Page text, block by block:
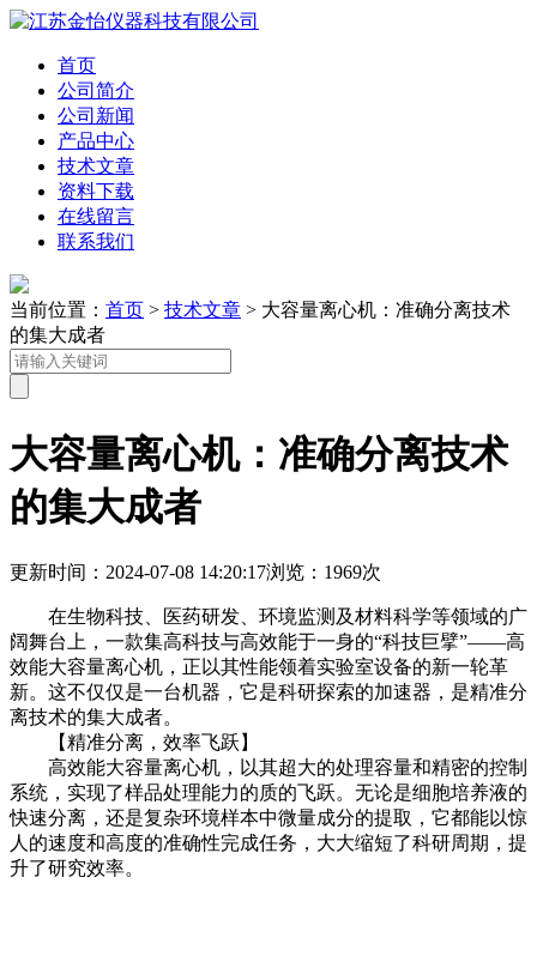
首页
公司简介
公司新闻
产品中心
技术文章
资料下载
在线留言
联系我们
当前位置： 首页 > 技术文章 > 大容量离心机：准确分离技术
的集大成者
大容量离心机：准确分离技术
的集大成者
更新时间：2024-07-08 14:20:17浏览：1969次
在生物科技、医药研发、环境监测及材料科学等领域的广
阔舞台上，一款集高科技与高效能于一身的“科技巨擘”——高
效能大容量离心机，正以其性能领着实验室设备的新一轮革
新。这不仅仅是一台机器，它是科研探索的加速器，是精准分
离技术的集大成者。
【精准分离，效率飞跃】
高效能大容量离心机，以其超大的处理容量和精密的控制
系统，实现了样品处理能力的质的飞跃。无论是细胞培养液的
快速分离，还是复杂环境样本中微量成分的提取，它都能以惊
人的速度和高度的准确性完成任务，大大缩短了科研周期，提
升了研究效率。